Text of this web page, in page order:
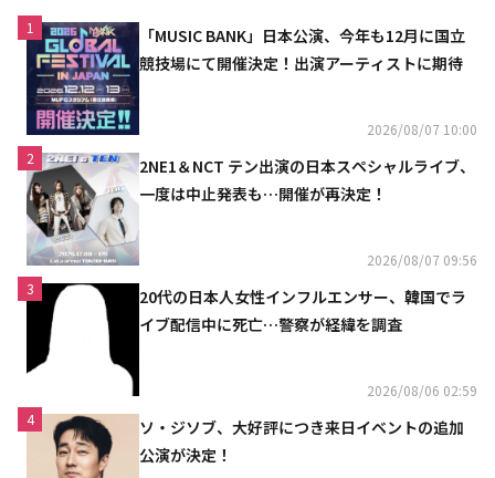
1
「MUSIC BANK」日本公演、今年も12月に国立
競技場にて開催決定！出演アーティストに期待
2026/08/07 10:00
2
2NE1＆NCT テン出演の日本スペシャルライブ、
一度は中止発表も…開催が再決定！
2026/08/07 09:56
3
20代の日本人女性インフルエンサー、韓国でラ
イブ配信中に死亡…警察が経緯を調査
2026/08/06 02:59
4
ソ・ジソブ、大好評につき来日イベントの追加
公演が決定！